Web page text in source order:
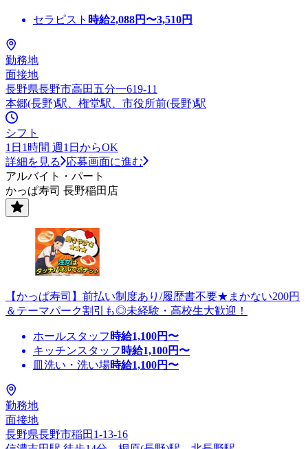
セラピスト 時給2,088円〜3,510円
勤務地
面接地
長野県長野市高田五分一619-11
本郷(長野)駅、権堂駅、市役所前(長野)駅
シフト
1日1時間 週1日からOK
詳細を見る
応募画面に進む
アルバイト・パート
かっぱ寿司 長野稲田店
【かっぱ寿司】前払い制度あり/履歴書不要★まかない200円
＆テーマパーク割引も◎未経験・高校生大歓迎！
ホールスタッフ 時給1,100円〜
キッチンスタッフ 時給1,100円〜
皿洗い・洗い場時給1,100円〜
勤務地
面接地
長野県長野市稲田1-13-16